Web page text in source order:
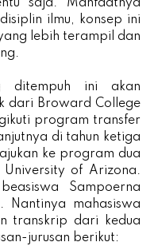
saja. Manfaatnya
ilmu, konsep ini
lebih terampil dan
ditempuh ini akan
dari Broward College
program transfer
di tahun ketiga
ke program dua
of Arizona.
Sampoerna
Nantinya mahasiswa
transkrip dari kedua
jurusan berikut: